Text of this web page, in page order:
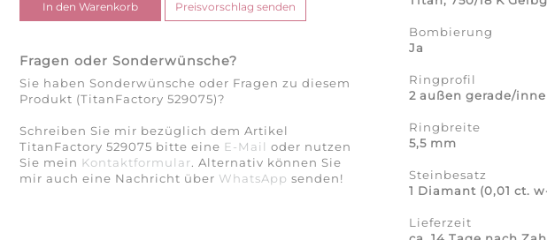
Fragen oder Sonderwünsche?
Sie haben Sonderwünsche oder Fragen zu diesem
Produkt (TitanFactory 529075)?
Schreiben Sie mir bezüglich dem Artikel
TitanFactory 529075 bitte eine E-Mail oder nutzen
Sie mein Kontaktformular. Alternativ können Sie
mir auch eine Nachricht über WhatsApp senden!
Bombierung
Ja
Ringprofil
2 außen gerade/
Ringbreite
5,5 mm
Steinbesatz
1 Diamant (0,01 ct.
Lieferzeit